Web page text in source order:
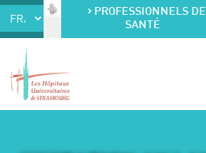
Accéder au contenu
Accéder au menuPROFESSIONNELS DE
SANTÉ